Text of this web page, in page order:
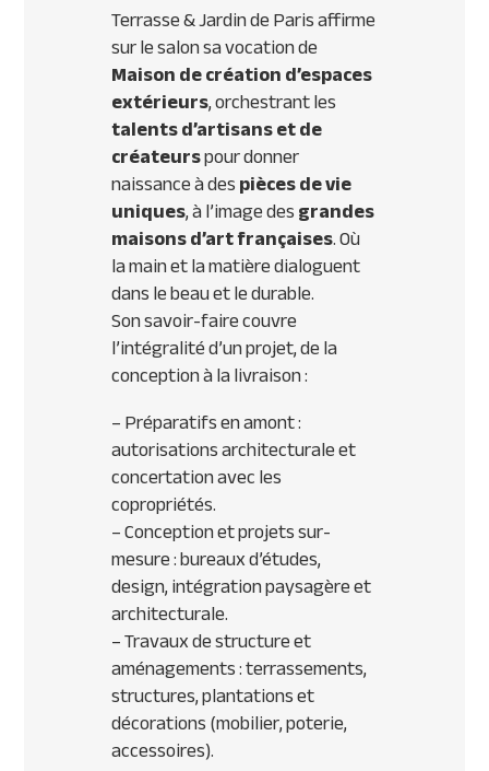
Terrasse & Jardin de Paris affirme
sur le salon sa vocation de
Maison de création d’espaces
extérieurs, orchestrant les
talents d’artisans et de
créateurspour donner
naissance à despièces de vie
uniques, à l’image desgrandes
maisons d’art françaises. Où
la main et la matière dialoguent
dans le beau et le durable.
Son savoir-faire couvre
l’intégralité d’un projet, de la
conception à la livraison :
– Préparatifs en amont :
autorisations architecturale et
concertation avec les
copropriétés.
– Conception et projets sur-
mesure : bureaux d’études,
design, intégration paysagère et
architecturale.
– Travaux de structure et
aménagements : terrassements,
structures, plantations et
décorations (mobilier, poterie,
accessoires).